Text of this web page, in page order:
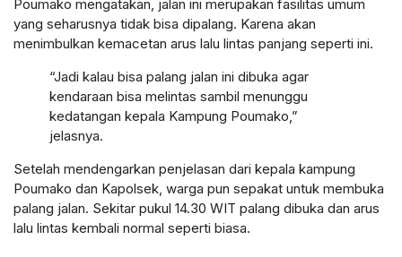
Poumako mengatakan, jalan ini merupakan fasilitas umum
yang seharusnya tidak bisa dipalang. Karena akan
menimbulkan kemacetan arus lalu lintas panjang seperti ini.
“Jadi kalau bisa palang jalan ini dibuka agar
kendaraan bisa melintas sambil menunggu
kedatangan kepala Kampung Poumako,”
jelasnya.
Setelah mendengarkan penjelasan dari kepala kampung
Poumako dan Kapolsek, warga pun sepakat untuk membuka
palang jalan. Sekitar pukul 14.30 WIT palang dibuka dan arus
lalu lintas kembali normal seperti biasa.